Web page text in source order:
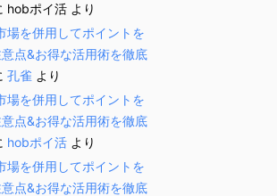
hobポイ活 より
場を併用してポイントを
点&お得な活用術を徹底
孔雀 より
場を併用してポイントを
点&お得な活用術を徹底
hobポイ活 より
場を併用してポイントを
点&お得な活用術を徹底